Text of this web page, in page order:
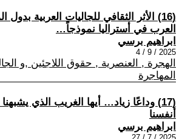
(16) الأثر الثقافي للجاليات العربية بدول
العرب في أستراليا نموذجاً…
ابراهيم برسي
2025 / 9 / 4
الهجرة , العنصرية , حقوق اللاجئين ,و
المهاجرة
(17) وداعًا زياد… أيها الغريب الذي
أنفسنا
ابراهيم برسي